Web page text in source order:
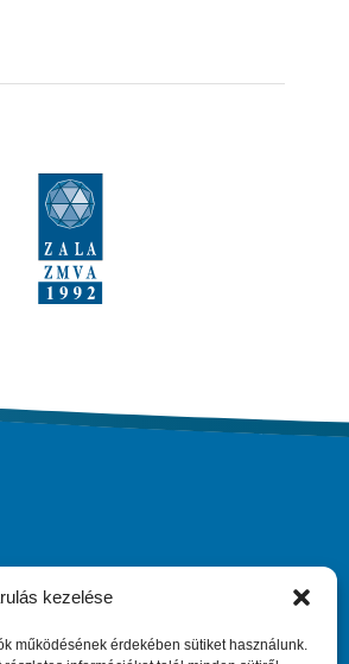
kezelése
működésének érdekében sütiket használunk.
kapcsolatban